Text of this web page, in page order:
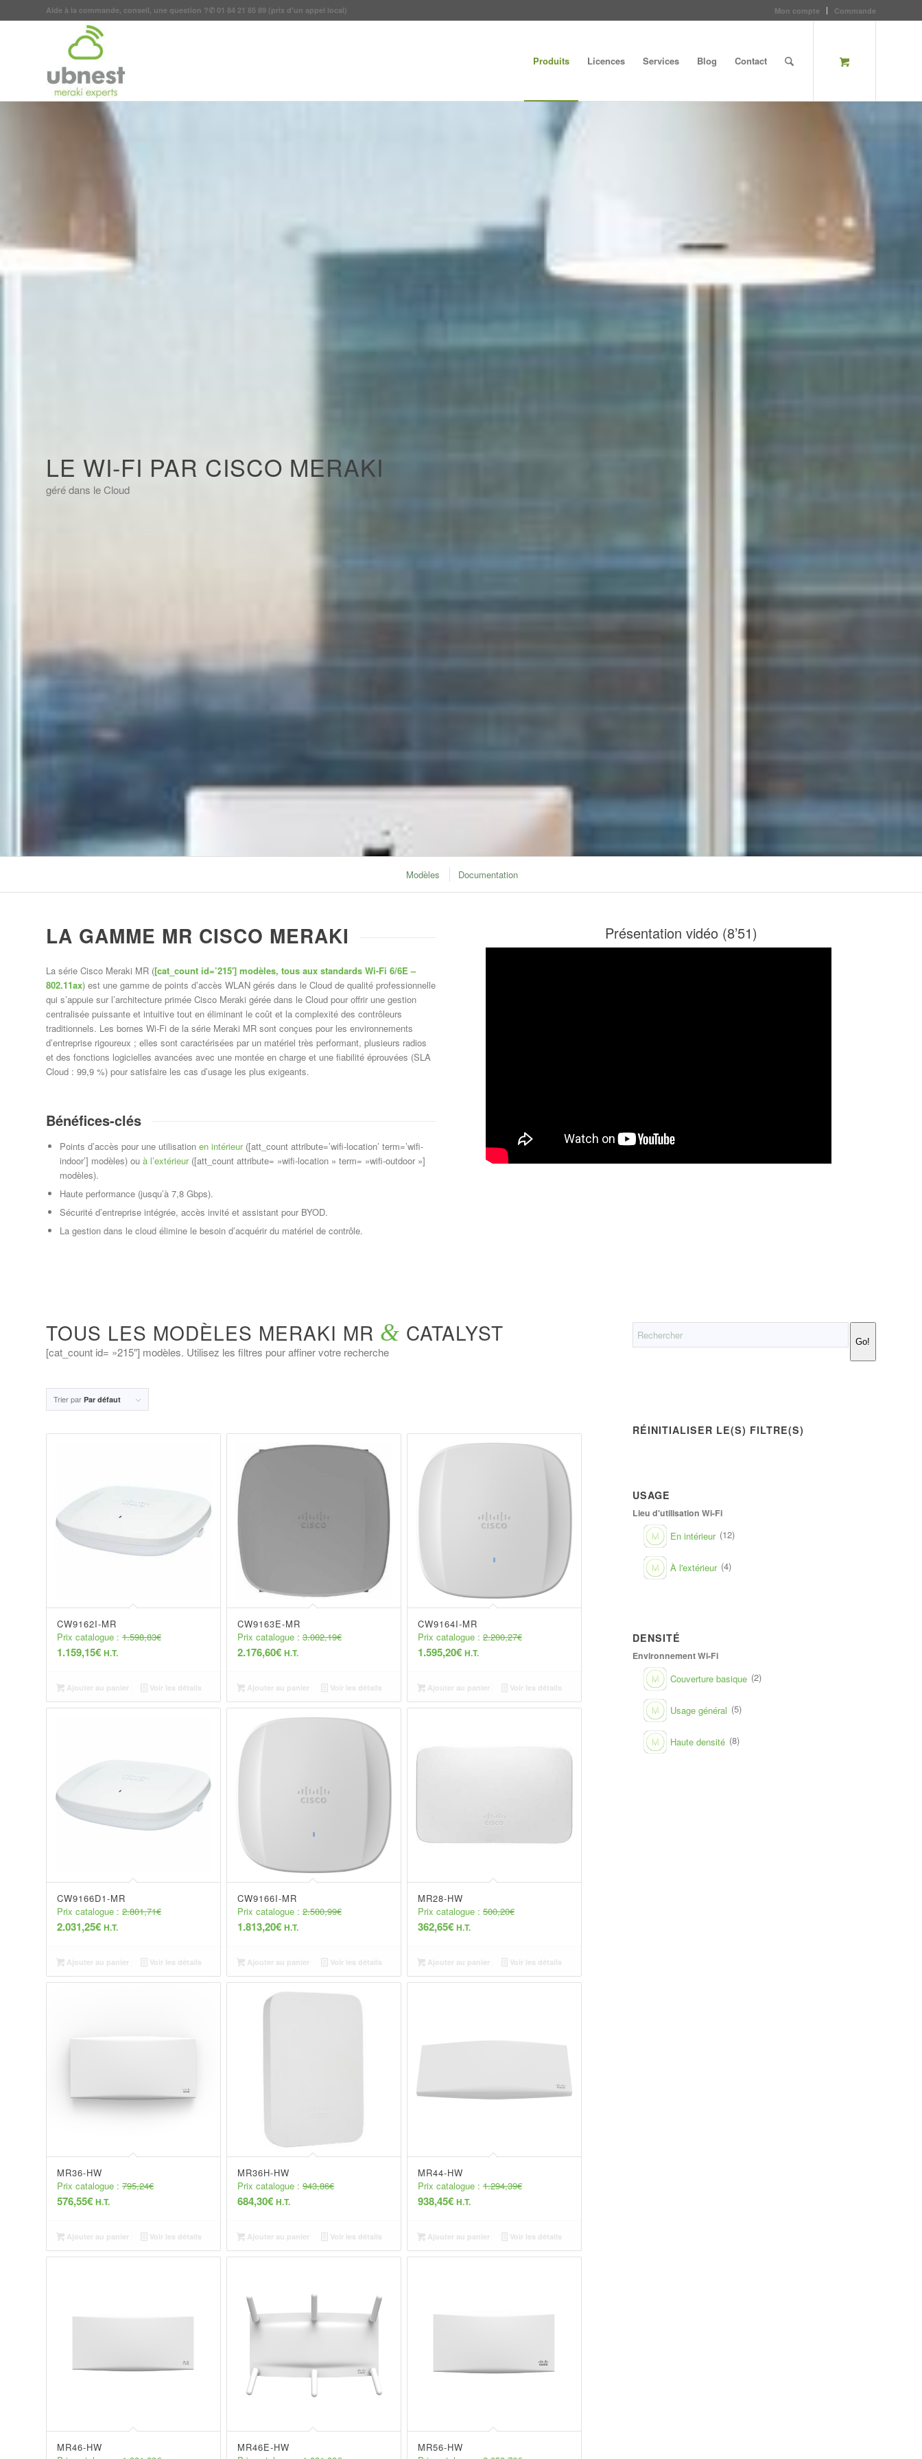
Mon compte Commande
Aide à la commande, conseil, une question ?✆ 01 84 21 85 89 (prix d'un appel local)
Produits Licences Services Blog Contact
LE WI-FI PAR CISCO MERAKI
géré dans le Cloud
Modèles Documentation
LA GAMME MR CISCO MERAKI
La série Cisco Meraki MR ([cat_count id=’215′] modèles, tous aux standards Wi-Fi 6/6E –
802.11ax) est une gamme de points d’accès WLAN gérés dans le Cloud de qualité professionnelle
qui s’appuie sur l’architecture primée Cisco Meraki gérée dans le Cloud pour offrir une gestion
centralisée puissante et intuitive tout en éliminant le coût et la complexité des contrôleurs
traditionnels. Les bornes Wi-Fi de la série Meraki MR sont conçues pour les environnements
d’entreprise rigoureux ; elles sont caractérisées par un matériel très performant, plusieurs radios
et des fonctions logicielles avancées avec une montée en charge et une fiabilité éprouvées (SLA
Cloud : 99,9 %) pour satisfaire les cas d’usage les plus exigeants.
Bénéfices-clés
Points d’accès pour une utilisation en intérieur([att_count attribute=’wifi-location’ term=’wifi-
indoor’] modèles) ou à l’extérieur([att_count attribute= »wifi-location » term= »wifi-outdoor »]
modèles).
Haute performance (jusqu’à 7,8 Gbps).
Sécurité d’entreprise intégrée, accès invité et assistant pour BYOD.
La gestion dans le cloud élimine le besoin d’acquérir du matériel de contrôle.
Présentation vidéo (8’51)
TOUS LES MODÈLES MERAKI MR & CATALYST
[cat_count id= »215″] modèles. Utilisez les filtres pour affiner votre recherche
Trier par Par défaut
CW9162I-MR
Prix catalogue : 1.598,83€
1.159,15€ H.T.
Ajouter au panier Voir les détails
CW9163E-MR
Prix catalogue : 3.002,19€
2.176,60€ H.T.
Ajouter au panier Voir les détails
CW9164I-MR
Prix catalogue :2.200,27€
1.595,20€ H.T.
Ajouter au panier Voir les détails
CW9166D1-MR
Prix catalogue : 2.801,71€
2.031,25€ H.T.
Ajouter au panier Voir les détails
CW9166I-MR
Prix catalogue : 2.500,99€
1.813,20€ H.T.
Ajouter au panier Voir les détails
MR28-HW
Prix catalogue :500,20€
362,65€ H.T.
Ajouter au panier Voir les détails
MR36-HW
Prix catalogue : 795,24€
576,55€ H.T.
Ajouter au panier Voir les détails
MR36H-HW
Prix catalogue : 943,86€
684,30€ H.T.
Ajouter au panier Voir les détails
MR44-HW
Prix catalogue :1.294,39€
938,45€ H.T.
Ajouter au panier Voir les détails
MR46-HW
MR46E-HW
MR56-HW
Go!
RÉINITIALISER LE(S) FILTRE(S)
USAGE
Lieu d'utilisation Wi-Fi
En intérieur (12)
À l'extérieur (4)
DENSITÉ
Environnement Wi-Fi
Couverture basique (2)
Usage général (5)
Haute densité (8)